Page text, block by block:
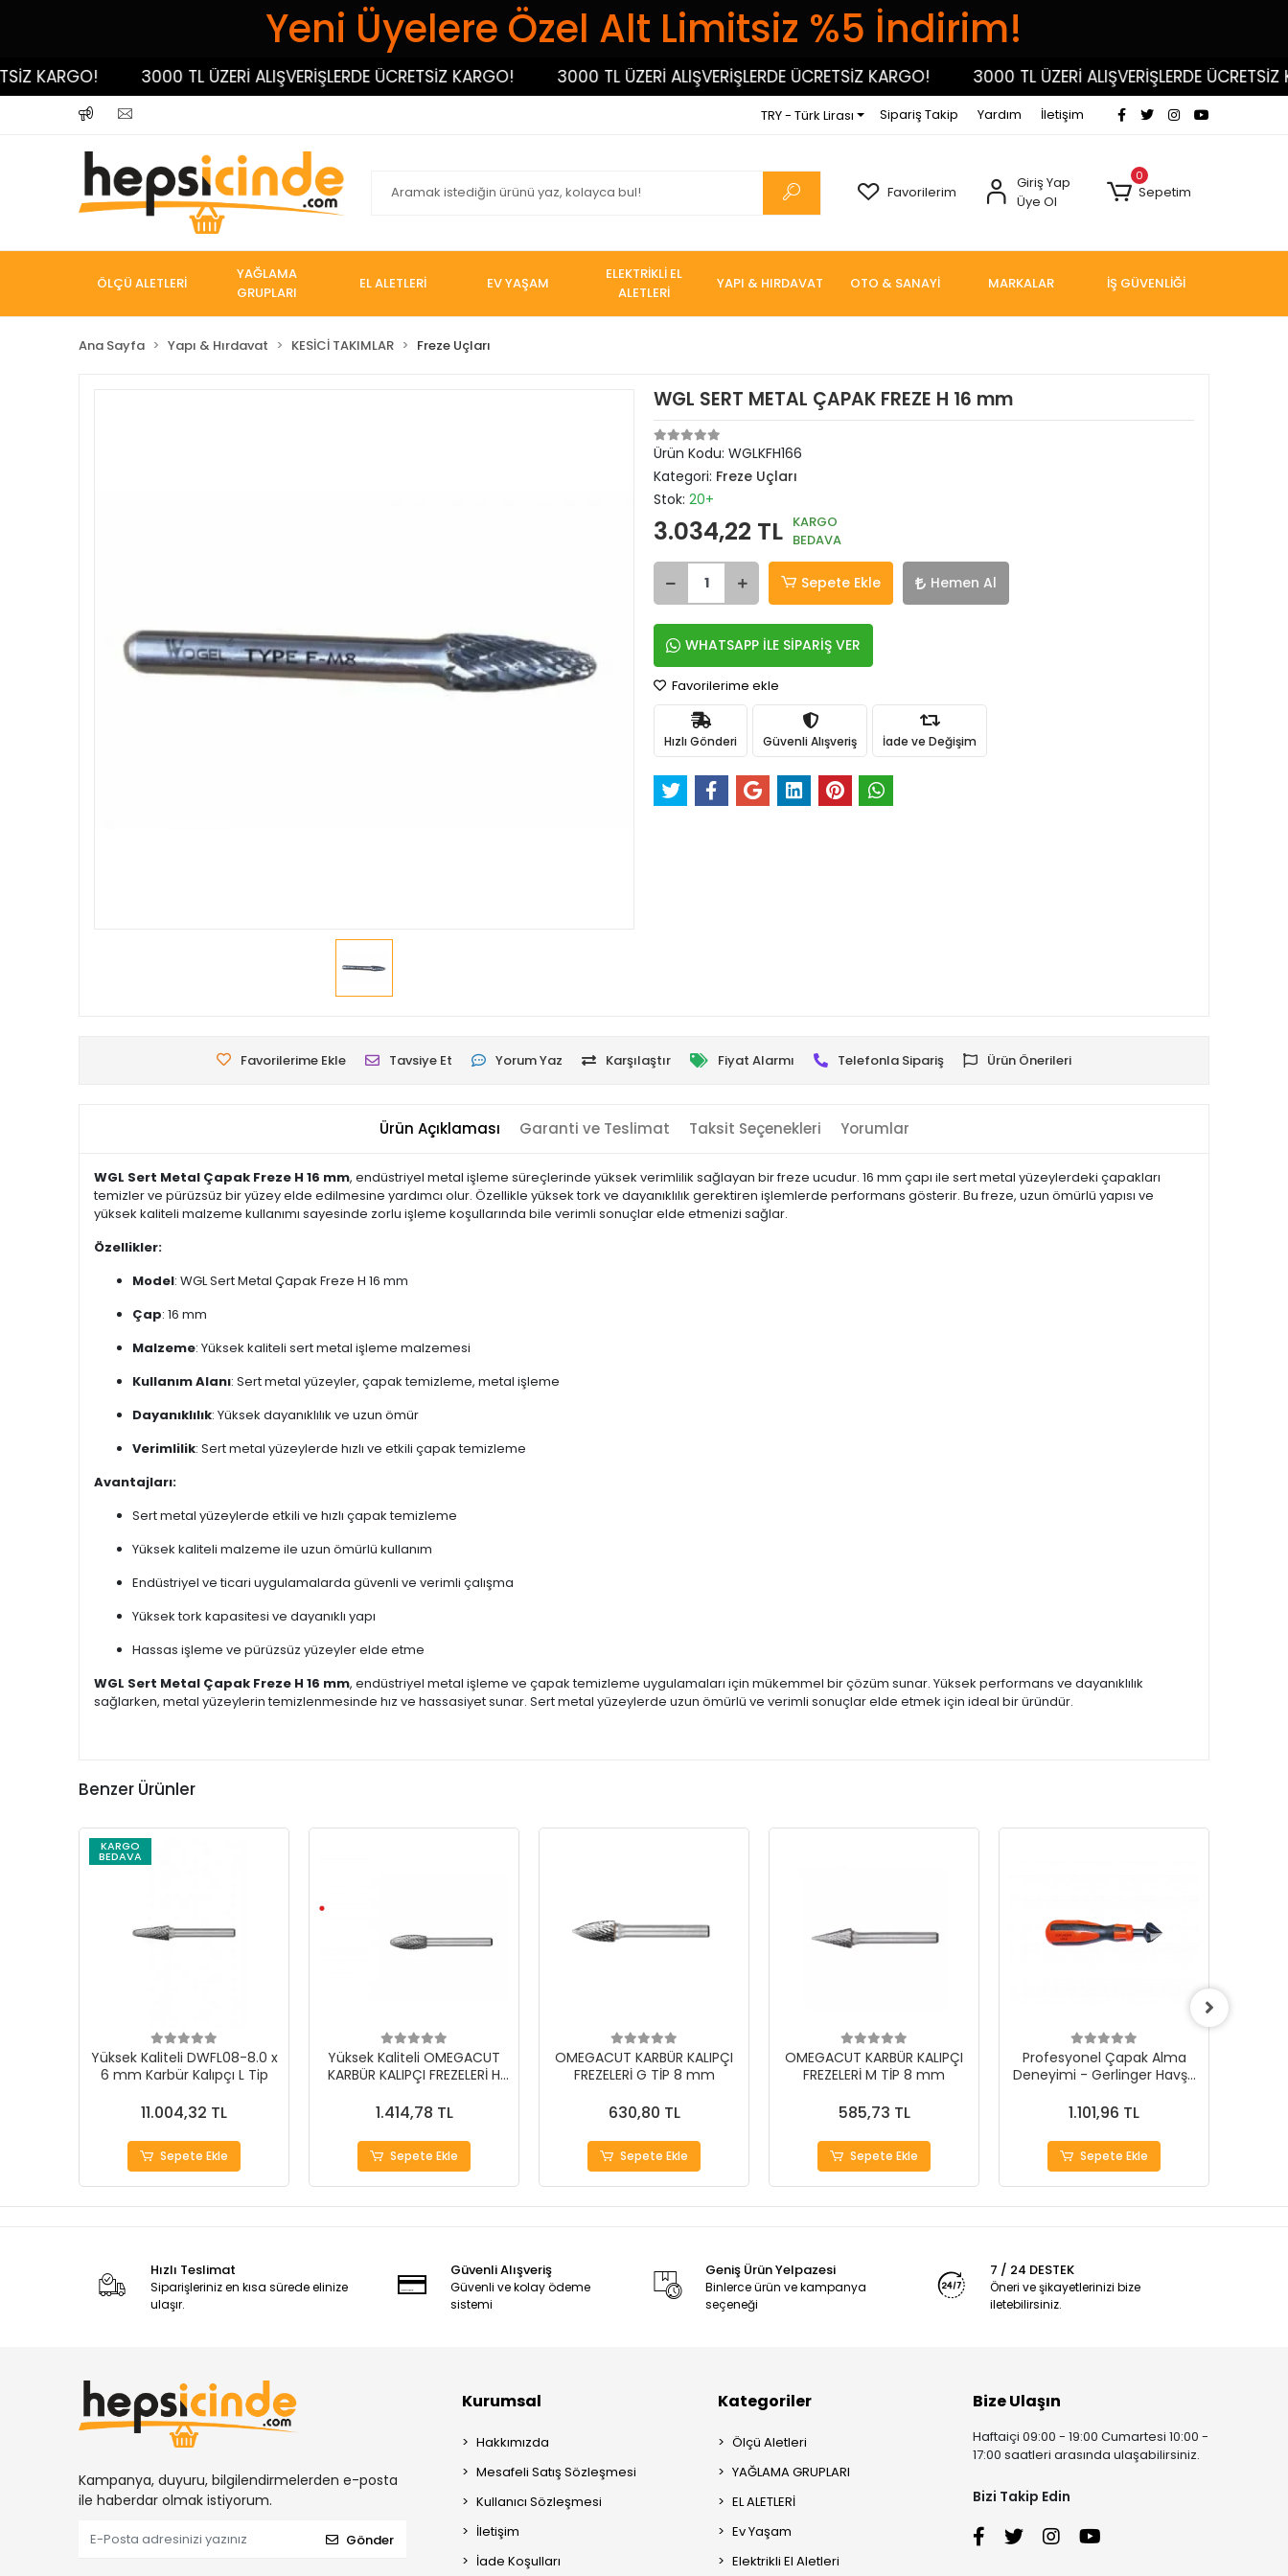
Yeni Üyelere Özel Alt Limitsiz %5 İndirim!
3000 TL ÜZERİ ALIŞVERİŞLERDE ÜCRETSİZ KARGO! 3000 TL ÜZERİ ALIŞVERİŞLERDE ÜCRETSİZ KARGO! 3000 TL ÜZERİ ALIŞVERİŞLERDE ÜCRETSİZ
TRY - Türk Lirası Sipariş Takip Yardım İletişim
Favorilerim
Giriş Yap
Üye Ol
0
Sepetim
ÖLÇÜ ALETLERİ
YAĞLAMA
GRUPLARI
EL ALETLERİ EV YAŞAM
ELEKTRİKLİ EL
ALETLERİ
YAPI & HIRDAVAT OTO & SANAYİ MARKALAR İŞ GÜVENLİĞİ
Ana Sayfa Yapı & Hırdavat KESİCİ TAKIMLAR Freze Uçları
WGL SERT METAL ÇAPAK FREZE H 16 mm
Ürün Kodu: WGLKFH166
Kategori: Freze Uçları
Stok: 20+
3.034,22 TL KARGO
BEDAVA
Sepete Ekle Hemen Al
WHATSAPP İLE SİPARİŞ VER
Favorilerime ekle
Hızlı Gönderi Güvenli Alışveriş İade ve Değişim
Favorilerime Ekle Tavsiye Et Yorum Yaz Karşılaştır Fiyat Alarmı Telefonla Sipariş Ürün Önerileri
Ürün Açıklaması Garanti ve Teslimat Taksit Seçenekleri Yorumlar
WGL Sert Metal Çapak Freze H 16 mm, endüstriyel metal işleme süreçlerinde yüksek verimlilik sağlayan bir freze ucudur. 16 mm çapı ile sert metal yüzeylerdeki çapakları
temizler ve pürüzsüz bir yüzey elde edilmesine yardımcı olur. Özellikle yüksek tork ve dayanıklılık gerektiren işlemlerde performans gösterir. Bu freze, uzun ömürlü yapısı ve
yüksek kaliteli malzeme kullanımı sayesinde zorlu işleme koşullarında bile verimli sonuçlar elde etmenizi sağlar.
Özellikler:
Model: WGL Sert Metal Çapak Freze H 16 mm
Çap: 16 mm
Malzeme: Yüksek kaliteli sert metal işleme malzemesi
Kullanım Alanı: Sert metal yüzeyler, çapak temizleme, metal işleme
Dayanıklılık: Yüksek dayanıklılık ve uzun ömür
Verimlilik: Sert metal yüzeylerde hızlı ve etkili çapak temizleme
Avantajları:
Sert metal yüzeylerde etkili ve hızlı çapak temizleme
Yüksek kaliteli malzeme ile uzun ömürlü kullanım
Endüstriyel ve ticari uygulamalarda güvenli ve verimli çalışma
Yüksek tork kapasitesi ve dayanıklı yapı
Hassas işleme ve pürüzsüz yüzeyler elde etme
WGL Sert Metal Çapak Freze H 16 mm, endüstriyel metal işleme ve çapak temizleme uygulamaları için mükemmel bir çözüm sunar. Yüksek performans ve dayanıklılık
sağlarken, metal yüzeylerin temizlenmesinde hız ve hassasiyet sunar. Sert metal yüzeylerde uzun ömürlü ve verimli sonuçlar elde etmek için ideal bir üründür.
Benzer Ürünler
KARGO
BEDAVA
Yüksek Kaliteli DWFL08-8.0 x
6 mm Karbür Kalıpçı L Tip
11.004,32 TL
Sepete Ekle
Yüksek Kaliteli OMEGACUT
KARBÜR KALIPÇI FREZELERİ H
1.414,78 TL
Sepete Ekle
OMEGACUT KARBÜR KALIPÇI
FREZELERİ G TİP 8 mm
630,80 TL
Sepete Ekle
OMEGACUT KARBÜR KALIPÇI
FREZELERİ M TİP 8 mm
585,73 TL
Sepete Ekle
Profesyonel Çapak Alma
Deneyimi - Gerlinger Havşa
1.101,96 TL
Sepete Ekle
Hızlı Teslimat
Siparişleriniz en kısa sürede elinize
ulaşır.
Güvenli Alışveriş
Güvenli ve kolay ödeme
sistemi
Geniş Ürün Yelpazesi
Binlerce ürün ve kampanya
seçeneği
7 / 24 DESTEK
Öneri ve şikayetlerinizi bize
iletebilirsiniz.
Kampanya, duyuru, bilgilendirmelerden e-posta
ile haberdar olmak istiyorum.
Gönder
Kurumsal
Hakkımızda
Mesafeli Satış Sözleşmesi
Kullanıcı Sözleşmesi
İletişim
İade Koşulları
Kategoriler
Ölçü Aletleri
YAĞLAMA GRUPLARI
EL ALETLERİ
Ev Yaşam
Elektrikli El Aletleri
Bize Ulaşın
Haftaiçi 09:00 - 19:00 Cumartesi 10:00 -
17:00 saatleri arasında ulaşabilirsiniz.
Bizi Takip Edin